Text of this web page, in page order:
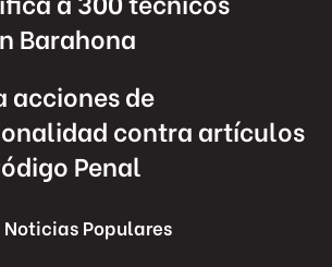
Barahona
acciones de
contra artículos
Penal
Noticias Populares